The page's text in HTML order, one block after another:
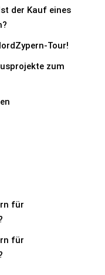
der Kauf eines
Tour!
zum
für
für